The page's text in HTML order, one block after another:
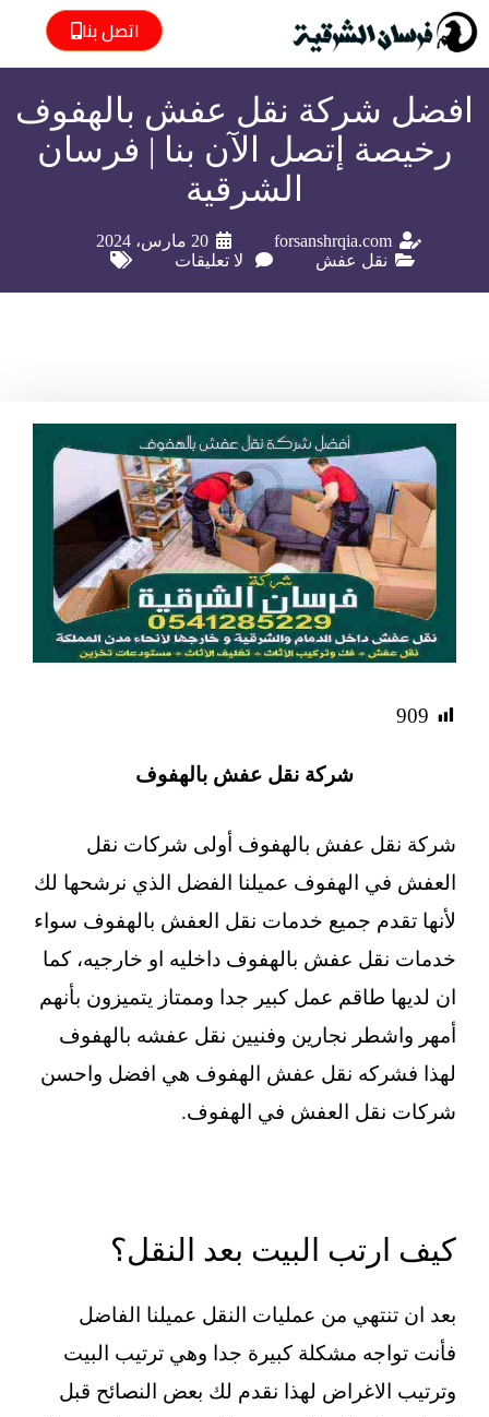
اتصل بنا
افضل شركة نقل عفش بالهفوف
رخيصة إتصل الآن بنا | فرسان
الشرقية
forsanshrqia.com
20 مارس، 2024
نقل عفش
لا تعليقات
909
شركة نقل عفش بالهفوف
شركة نقل عفش بالهفوف أولى شركات نقل
العفش في الهفوف عميلنا الفضل الذي نرشحها لك
لأنها تقدم جميع خدمات نقل العفش بالهفوف سواء
خدمات نقل عفش بالهفوف داخليه او خارجيه، كما
ان لديها طاقم عمل كبير جدا وممتاز يتميزون بأنهم
أمهر واشطر نجارين وفنيين نقل عفشه بالهفوف
لهذا فشركه نقل عفش الهفوف هي افضل واحسن
شركات نقل العفش في الهفوف.
كيف ارتب البيت بعد النقل؟
بعد ان تنتهي من عمليات النقل عميلنا الفاضل
فأنت تواجه مشكلة كبيرة جدا وهي ترتيب البيت
وترتيب الاغراض لهذا نقدم لك بعض النصائح قبل